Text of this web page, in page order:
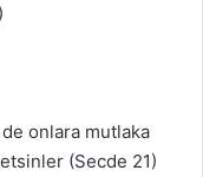
onlara mutlaka
etsinler (Secde 21)